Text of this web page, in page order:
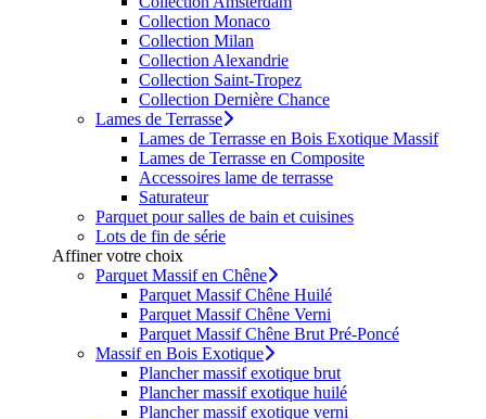
Collection Monaco
Collection Milan
Collection Alexandrie
Collection Saint-Tropez
Collection Dernière Chance
Lames de Terrasse
Lames de Terrasse en Bois Exotique Massif
Lames de Terrasse en Composite
Accessoires lame de terrasse
Saturateur
Parquet pour salles de bain et cuisines
Lots de fin de série
Affiner votre choix
Parquet Massif en Chêne
Parquet Massif Chêne Huilé
Parquet Massif Chêne Verni
Parquet Massif Chêne Brut Pré-Poncé
Massif en Bois Exotique
Plancher massif exotique brut
Plancher massif exotique huilé
Plancher massif exotique verni